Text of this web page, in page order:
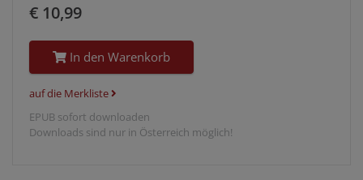
€ 10,99
In den Warenkorb
auf die Merkliste
EPUB sofort downloaden
Downloads sind nur in Österreich möglich!